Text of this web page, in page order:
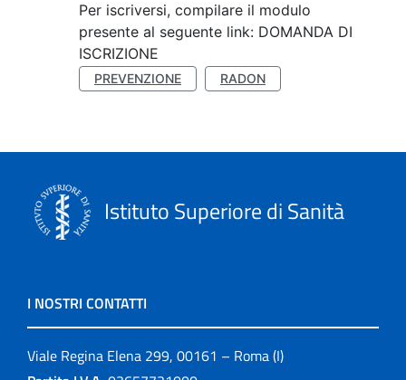
Per iscriversi, compilare il modulo
presente al seguente link: DOMANDA DI
ISCRIZIONE
PREVENZIONE RADON
Istituto Superiore di Sanità
I NOSTRI CONTATTI
Viale Regina Elena 299, 00161 – Roma (I)